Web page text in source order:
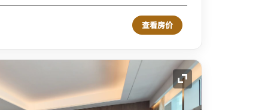
查看房价
展开图标